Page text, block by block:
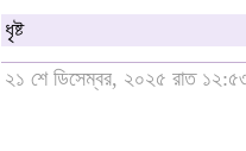
ধৃষ্ট
২১ শে ডিসেম্বর, ২০২৫ রাত